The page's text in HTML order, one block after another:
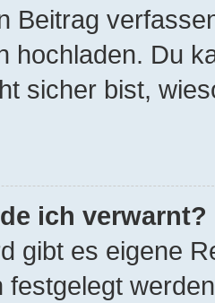
Beitrag
hochladen. Du
sicher bist,
ich verwarnt?
gibt es eigene
festgelegt